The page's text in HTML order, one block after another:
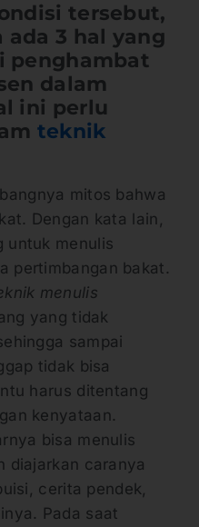
tersebut,
3 hal yang
penghambat
dalam
ini perlu
teknik
mitos bahwa
Dengan kata lain,
untuk menulis
pertimbangan bakat.
menulis
yang tidak
sampai
tidak bisa
harus ditentang
kenyataan.
bisa menulis
diajarkan caranya
cerita pendek,
Pada saat